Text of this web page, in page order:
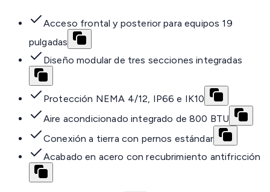
Acceso frontal y posterior para equipos 19
pulgadas
Diseño modular de tres secciones integradas
Protección NEMA 4/12, IP66 e IK10
Aire acondicionado integrado de 800 BTU
Conexión a tierra con pernos estándar
Acabado en acero con recubrimiento antifricción